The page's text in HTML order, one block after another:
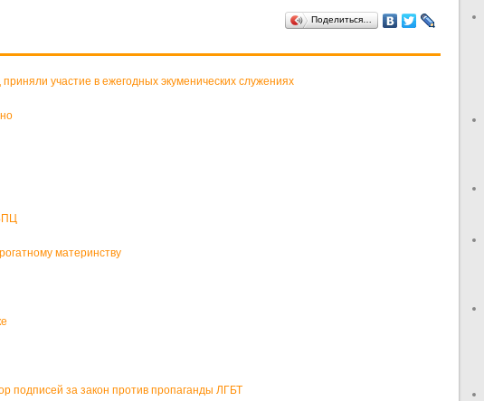
Поделиться…
участие в ежегодных экуменических служениях
материнству
подписей за закон против пропаганды ЛГБТ